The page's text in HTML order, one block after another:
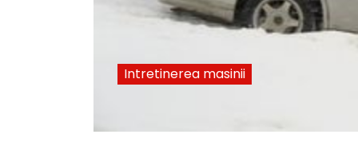
Intretinerea masinii